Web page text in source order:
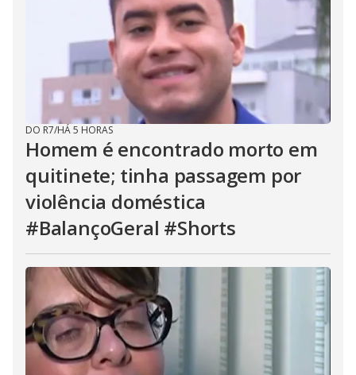
DO R7/HÁ 5 HORAS
Homem é encontrado morto em
quitinete; tinha passagem por
violência doméstica
#BalançoGeral #Shorts